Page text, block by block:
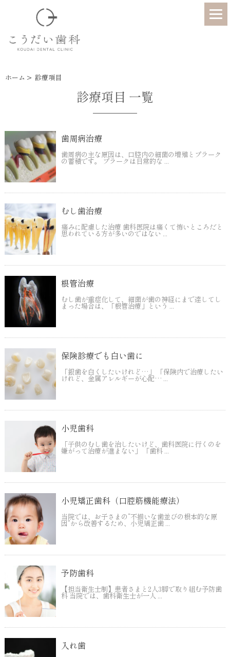
ホーム > 診療項目
診療項目 一覧
歯周病治療
歯周病の主な原因は、口腔内の細菌の増殖とプラーク
の蓄積です。 プラークは日常的な ...
むし歯治療
痛みに配慮した治療 歯科医院は痛くて怖いところだと
思われている方が多いのではない ...
根管治療
むし歯が重症化して、細菌が歯の神経にまで達してし
まった場合は、「根管治療」という ...
保険診療でも白い歯に
「銀歯を白くしたいけれど…」 「保険内で治療したい
けれど、金属アレルギーが心配… ...
小児歯科
「子供のむし歯を治したいけど、歯科医院に行くのを
嫌がって治療が進まない」 「歯科 ...
小児矯正歯科（口腔筋機能療法）
当院では、お子さまの“不揃いな歯並びの根本的な原
因”から改善するため、小児矯正歯 ...
予防歯科
【担当衛生士制】患者さまと2人3脚で取り組む予防歯
科 当院では、歯科衛生士が一人 ...
入れ歯